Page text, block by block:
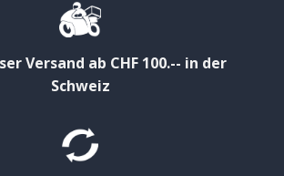
Versand ab CHF 100.-- in der
Schweiz